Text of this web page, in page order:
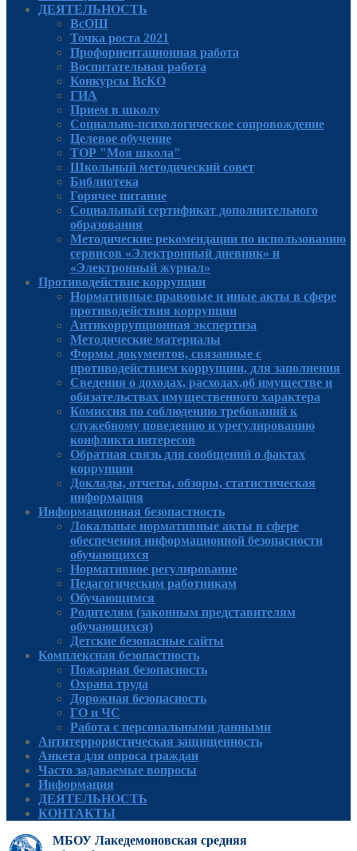
ДЕЯТЕЛЬНОСТЬ
ВсОШ
Точка роста 2021
Профориентационная работа
Воспитательная работа
Конкурсы ВсКО
ГИА
Прием в школу
Социально-психологическое сопровождение
Целевое обучение
ТОР "Моя школа"
Школьный методический совет
Библиотека
Горячее питание
Социальный сертификат дополнительного
образования
Методические рекомендации по использованию
сервисов «Электронный дневник» и
«Электронный журнал»
Противодействие коррупции
Нормативные правовые и иные акты в сфере
противодействия коррупции
Антикоррупционная экспертиза
Методические материалы
Формы документов, связанные с
противодействием коррупции, для заполнения
Сведения о доходах, расходах,об имуществе и
обязательствах имущественного характера
Комиссия по соблюдению требований к
служебному поведению и урегулированию
конфликта интересов
Обратная связь для сообщений о фактах
коррупции
Доклады, отчеты, обзоры, статистическая
информация
Информационная безопастность
Локальные нормативные акты в сфере
обеспечения информационной безопасности
обучающихся
Нормативное регулирование
Педагогическим работникам
Обучающимся
Родителям (законным представителям
обучающихся)
Детские безопасные сайты
Комплексная безопастность
Пожарная безопасность
Охрана труда
Дорожная безопасность
ГО и ЧС
Работа с персональными данными
Антитеррористическая защищенность
Анкета для опроса граждан
Часто задаваемые вопросы
Информация
ДЕЯТЕЛЬНОСТЬ
КОНТАКТЫ
МБОУ Лакедемоновская средняя